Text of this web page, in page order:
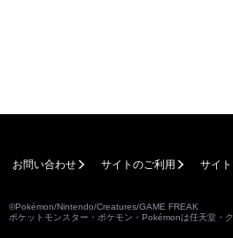
お問い合わせ サイトのご利用 サイ
©Pokémon/Nintendo/Creatures/GAME FREAK
ポケットモンスター・ポケモン・Pokémonは任天堂・